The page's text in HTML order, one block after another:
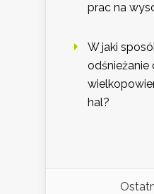
prac na
W jaki
odśnieżanie
hal?